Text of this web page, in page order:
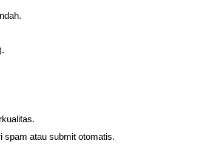
spam atau submit otomatis.